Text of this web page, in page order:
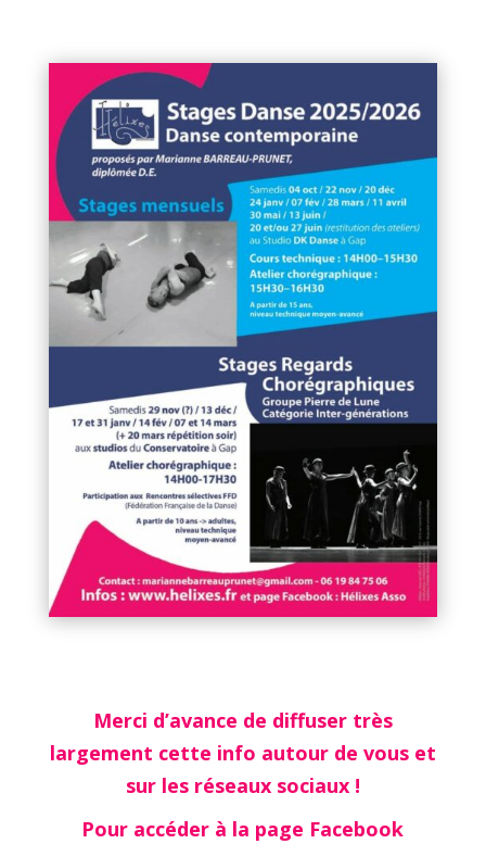
Merci d’avance de diffuser très
largement cette info autour de vous et
sur les réseaux sociaux !
Pour accéder à la page Facebook